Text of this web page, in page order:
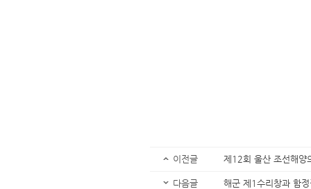
이전글 제12회 울산 조선해양
다음글 해군 제1수리창과 함